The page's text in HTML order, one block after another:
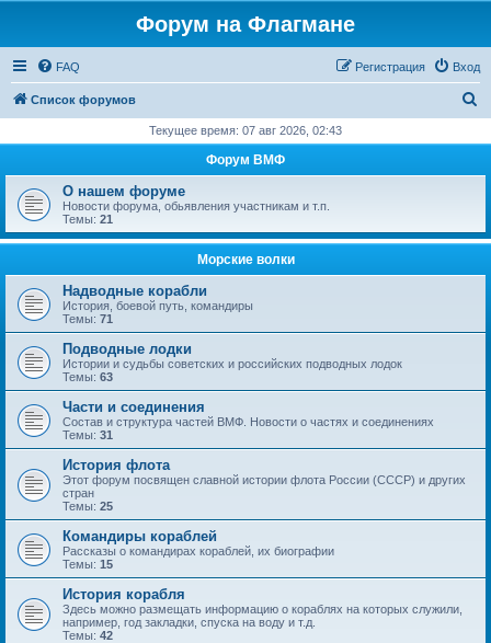
Форум на Флагмане
FAQ Вход
Регистрация
Список форумов
с
Текущее время: 07 авг 2026, 02:43
Форум ВМФ
О нашем форуме
Новости форума, обьявления участникам и т.п.
Темы: 21
Морские волки
Надводные корабли
История, боевой путь, командиры
Темы: 71
Подводные лодки
Истории и судьбы советских и российских подводных лодок
Темы: 63
Части и соединения
Состав и структура частей ВМФ. Новости о частях и соединениях
Темы: 31
История флота
Этот форум посвящен славной истории флота России (СССР) и других
стран
Темы: 25
Командиры кораблей
Рассказы о командирах кораблей, их биографии
Темы: 15
История корабля
Здесь можно размещать информацию о кораблях на которых служили,
например, год закладки, спуска на воду и т.д.
Темы: 42